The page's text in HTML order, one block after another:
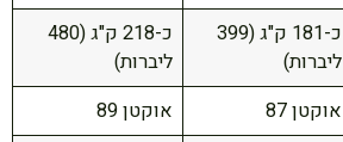
כ-181 ק"ג (399
ליברות)
כ-218 ק"ג (480
ליברות)
אוקטן 87
אוקטן 89